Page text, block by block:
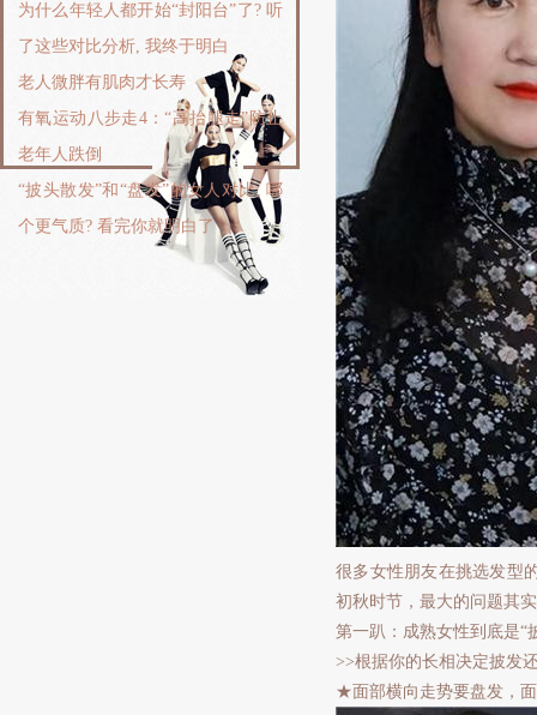
为什么年轻人都开始“封阳台”了? 听
了这些对比分析, 我终于明白
老人微胖有肌肉才长寿
有氧运动八步走4：“高抬腿走”防止
老年人跌倒
“披头散发”和“盘发”的女人对比, 哪
个更气质? 看完你就明白了
很多女性朋友在挑选发型
初秋时节，最大的问题其
第一趴：成熟女性到底是“
>>根据你的长相决定披发
★面部横向走势要盘发，